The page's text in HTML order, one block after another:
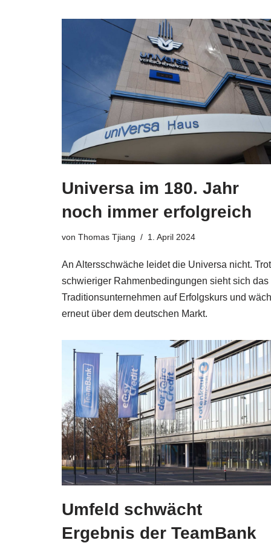
Universa im 180. Jahr
noch immer erfolgreich
von Thomas Tjiang 1. April 2024
An Altersschwäche leidet die Universa nicht.
schwieriger Rahmenbedingungen sieht sich das
Traditionsunternehmen auf Erfolgskurs und
erneut über dem deutschen Markt.
Umfeld schwächt
Ergebnis der TeamBank